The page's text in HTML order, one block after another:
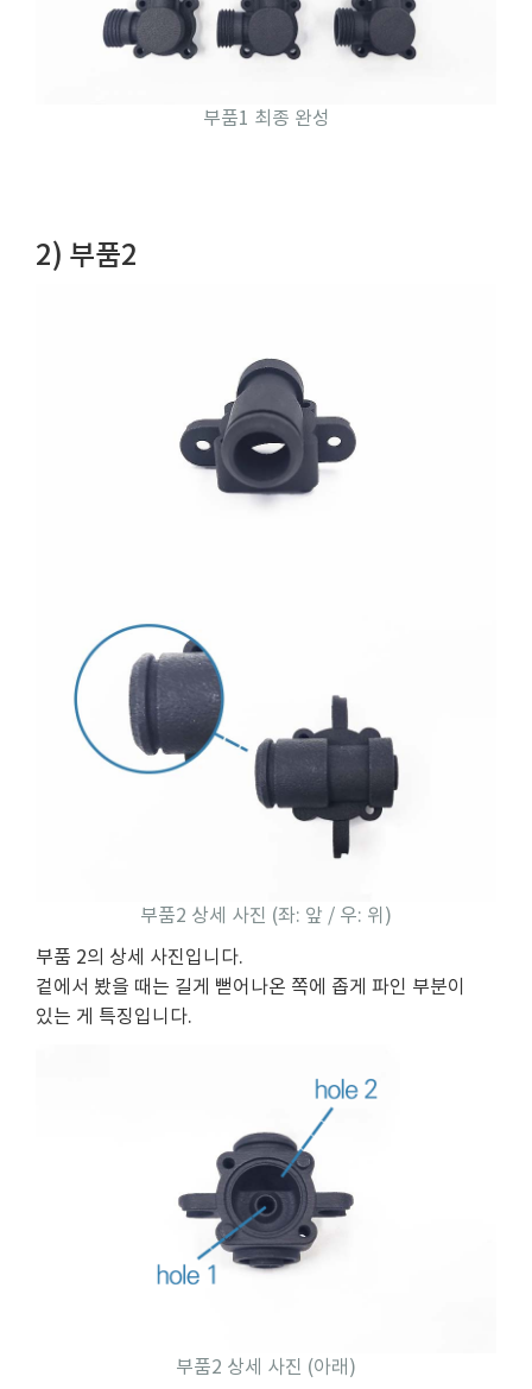
부품1 최종 완성
2) 부품2
부품2 상세 사진 (좌: 앞 / 우: 위)
부품 2의 상세 사진입니다.
겉에서 봤을 때는 길게 뻗어나온 쪽에 좁게 파인 부분이
있는 게 특징입니다.
부품2 상세 사진 (아래)